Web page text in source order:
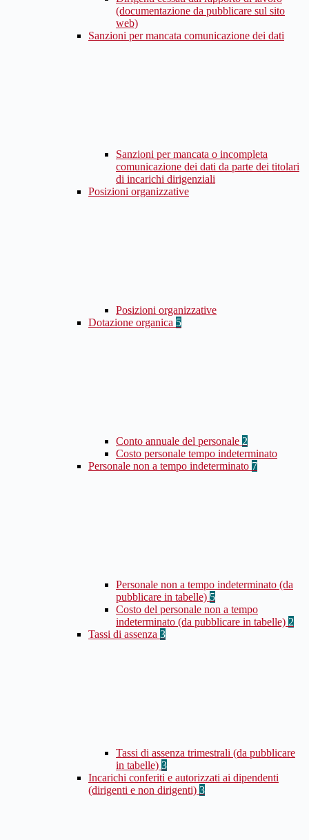
(documentazione da pubblicare sul sito
web)
Sanzioni per mancata comunicazione dei dati
Sanzioni per mancata o incompleta
comunicazione dei dati da parte dei titolari
di incarichi dirigenziali
Posizioni organizzative
Posizioni organizzative
Dotazione organica 5
Conto annuale del personale 2
Costo personale tempo indeterminato
Personale non a tempo indeterminato 7
Personale non a tempo indeterminato (da
pubblicare in tabelle) 5
Costo del personale non a tempo
indeterminato (da pubblicare in tabelle) 2
Tassi di assenza 3
Tassi di assenza trimestrali (da pubblicare
in tabelle) 3
Incarichi conferiti e autorizzati ai dipendenti
(dirigenti e non dirigenti) 3